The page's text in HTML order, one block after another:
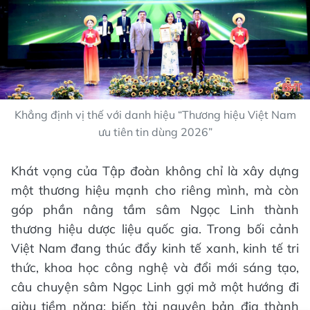
Khẳng định vị thế với danh hiệu “Thương hiệu Việt Nam
ưu tiên tin dùng 2026”
Khát vọng của Tập đoàn không chỉ là xây dựng
một thương hiệu mạnh cho riêng mình, mà còn
góp phần nâng tầm sâm Ngọc Linh thành
thương hiệu dược liệu quốc gia. Trong bối cảnh
Việt Nam đang thúc đẩy kinh tế xanh, kinh tế tri
thức, khoa học công nghệ và đổi mới sáng tạo,
câu chuyện sâm Ngọc Linh gợi mở một hướng đi
giàu tiềm năng: biến tài nguyên bản địa thành